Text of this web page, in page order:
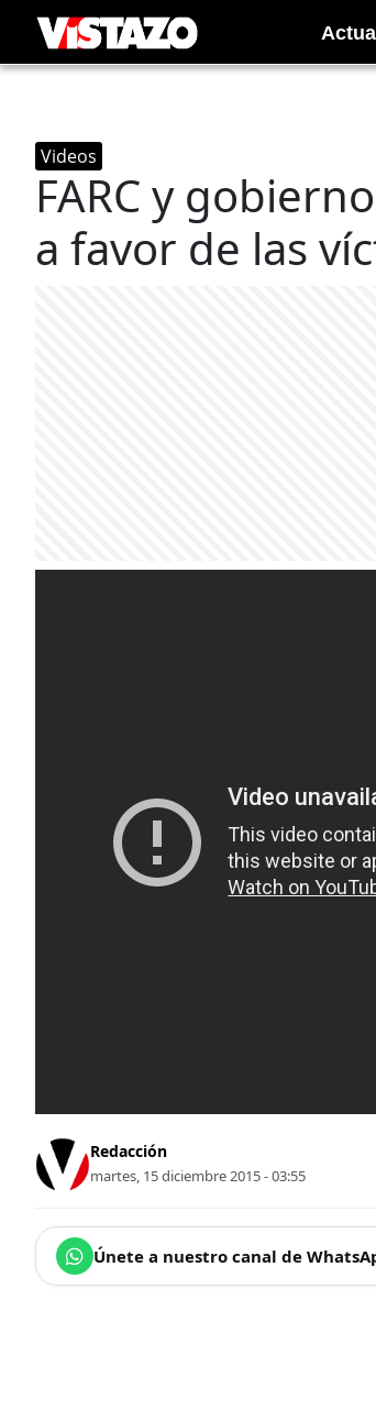
Videos
FARC y
a favor de las
Redacción
martes, 15 diciembre 2015 - 03:55
Únete a nuestro canal de